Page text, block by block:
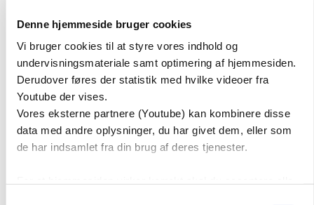
Denne hjemmeside bruger cookies
Vi bruger cookies til at styre vores indhold og
undervisningsmateriale samt optimering af hjemmesiden.
Derudover føres der statistik med hvilke videoer fra
Youtube der vises.
Vores eksterne partnere (Youtube) kan kombinere disse
data med andre oplysninger, du har givet dem, eller som
de har indsamlet fra din brug af deres tjenester.